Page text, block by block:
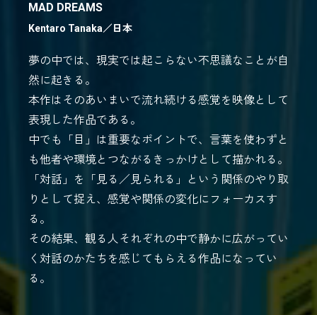
MAD DREAMS
Kentaro Tanaka／ 日本
夢の中では、現実では起こらない不思議なことが自
然に起きる。
本作はそのあいまいで流れ続ける感覚を映像として
表現した作品である。
中でも「目」は重要なポイントで、言葉を使わずと
も他者や環境とつながるきっかけとして描かれる。
「対話」を「見る／見られる」という関係のやり取
りとして捉え、感覚や関係の変化にフォーカスす
る。
その結果、観る人それぞれの中で静かに広がってい
く対話のかたちを感じてもらえる作品になってい
る。